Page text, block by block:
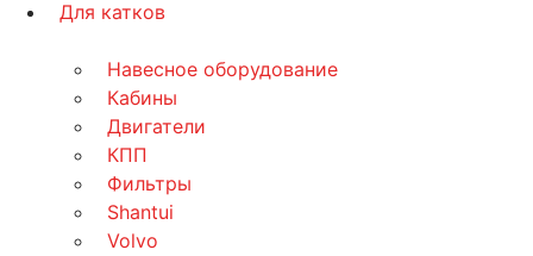
Для катков
Навесное оборудование
Кабины
Двигатели
КПП
Фильтры
Shantui
Volvo